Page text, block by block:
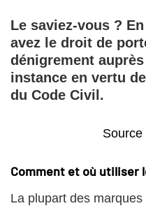
Le saviez-vous ?
avez le droit de
dénigrement
instance en vertu
du Code Civil.
Source
Comment et où utiliser
La plupart des marques